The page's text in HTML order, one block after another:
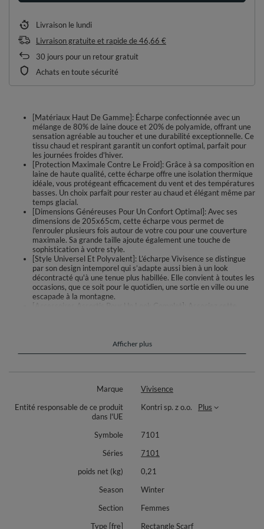
Livraison le lundi
Livraison gratuite et rapidede46,66 €
30 jours pour un retour gratuit
Achats en toute sécurité
[Matériaux Haut De Gamme]: Écharpe confectionnée avec un
mélange de 80% de laine douce et 20% de polyamide, offrant une
sensation agréable au toucher et une durabilité exceptionnelle. Ce
tissu chaud et respirant garantit un confort optimal, parfait pour
les journées froides d'hiver.
[Protection Maximale Contre Le Froid]: Grâce à sa composition en
laine de haute qualité, cette écharpe offre une isolation thermique
idéale, vous protégeant efficacement du vent et des températures
basses. Un choix parfait pour rester au chaud et élégant même par
temps glacial.
[Dimensions Généreuses Pour Un Confort Optimal]: Avec ses
dimensions de 205x65cm, cette écharpe vous permet de
l'enrouler plusieurs fois autour de votre cou pour une couverture
maximale. Sa grande taille ajoute également une touche de
sophistication à votre style.
[Style Universel Et Polyvalent]: L’écharpe Vivisence se distingue
par son design intemporel qui s’adapte aussi bien à un look
décontracté qu'à une tenue plus habillée. Elle convient à toutes les
occasions, que ce soit pour le quotidien, une sortie en ville ou une
escapade à la montagne.
[Accessoires Assortis Pour Un Look Complet]: Associez cette
parfaitement votre garde-robe d'hiver.
ce modèle sera idéal pour les jours froids
Composition : 80% laine, 20% polyamide
Les accessoires d'hiver élégants de la marque Vivisence sont produits
dans diverses conditions. Des compositions de matériaux soigneusement
parfaitement à chaque tête. Une taille convient à la plupart des femmes.
De belles couleurs tamisées et des décorations délicates ornant certains
offrons une variété de styles et de couleurs pour convenir à différents
Afficher plus
Marque
Vivisence
Entité responsable de ce produit
dans l'UE
Kontri sp. z o.o. Plus
Symbole
7101
Séries
7101
poids net (kg)
0,21
Season
Winter
Section
Femmes
Type [fre]
Rectangle Scarf